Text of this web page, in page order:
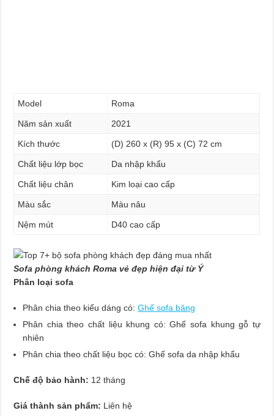
Model Roma
Năm sản xuất 2021
Kích thước (D) 260 x (R) 95 x (C) 72 cm
Chất liệu lớp bọc Da nhập khẩu
Chất liệu chân Kim loại cao cấp
Màu sắc Màu nâu
Nệm mút D40 cao cấp
Sofa phòng khách Roma vẻ đẹp hiện đại từ Ý
Phân loại sofa
Phân chia theo kiểu dáng có:Ghế sofa băng
Phân chia theo chất liệu khung có: Ghế sofa khung gỗ tự
nhiên
Phân chia theo chất liệu bọc có: Ghế sofa da nhập khẩu
Chế độ bảo hành: 12 tháng
Giá thành sản phẩm: Liên hệ